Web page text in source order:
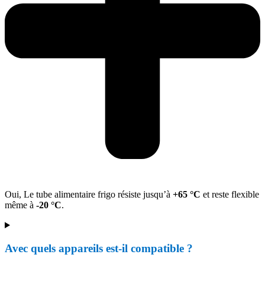
Oui, Le tube alimentaire frigo résiste jusqu’à +65 °C et reste flexible
même à -20 °C.
Avec quels appareils est-il compatible ?